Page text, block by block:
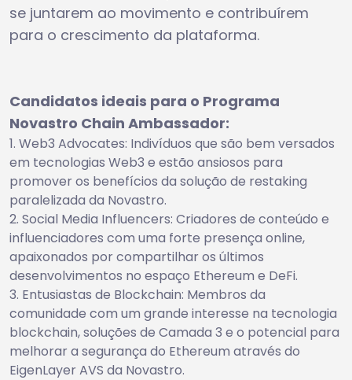
se juntarem ao movimento e contribuírem
para o crescimento da plataforma.
Candidatos ideais para o Programa
Novastro Chain Ambassador:
Web3 Advocates: Indivíduos que são bem versados
em tecnologias Web3 e estão ansiosos para
promover os benefícios da solução de restaking
paralelizada da Novastro.
Social Media Influencers: Criadores de conteúdo e
influenciadores com uma forte presença online,
apaixonados por compartilhar os últimos
desenvolvimentos no espaço Ethereum e DeFi.
Entusiastas de Blockchain: Membros da
comunidade com um grande interesse na tecnologia
blockchain, soluções de Camada 3 e o potencial para
melhorar a segurança do Ethereum através do
EigenLayer AVS da Novastro.